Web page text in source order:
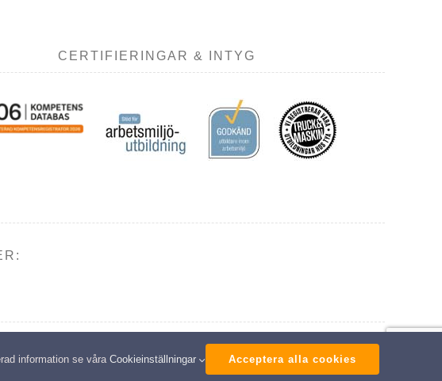
CERTIFIERINGAR & INTYG
All rights reserved
information se våra Cookieinställningar Acceptera alla cookies